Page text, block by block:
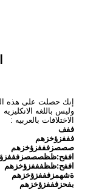
إنك حصلت على هذه
وليس باللغه الانكليزيه
الاختلافات بالعربيه :
ففف
فففزؤخزهم
صصصزفففزؤخزهم
اففح:ظظفففزؤخزهم
ةشهمزفففزؤخزهم
بفحزفففزؤخزهم